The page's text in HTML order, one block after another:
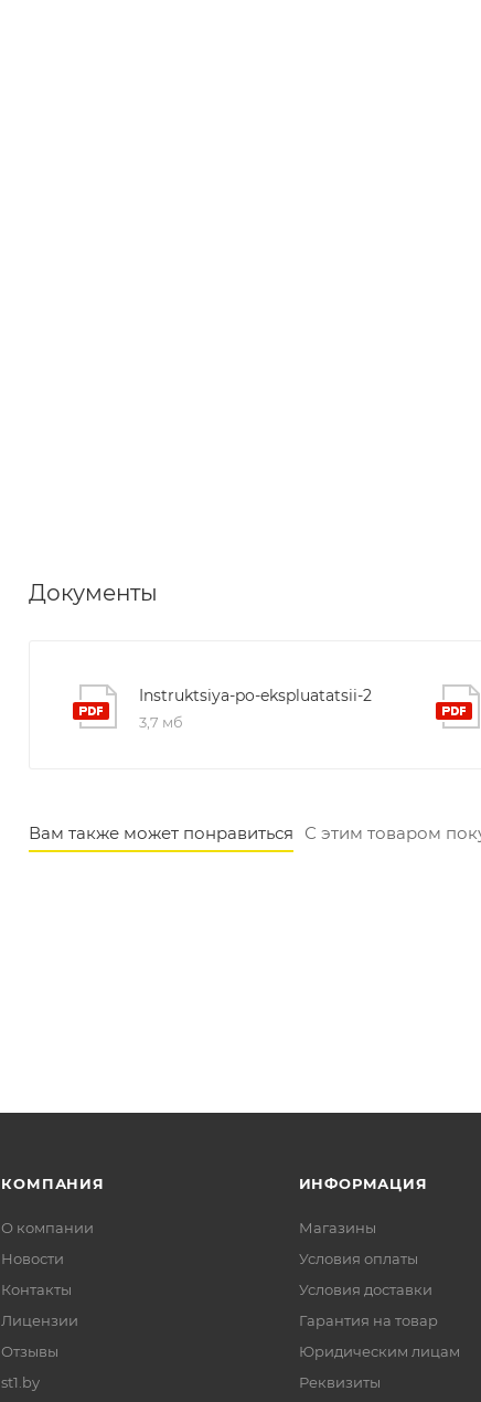
Документы
Instruktsiya-po-ekspluatatsii-2
3,7 мб
Вам также может понравиться С этим товаром
КОМПАНИЯ
О компании
Новости
Контакты
Лицензии
Отзывы
st1.by
ИНФОРМАЦИЯ
Магазины
Условия оплаты
Условия доставки
Гарантия на товар
Юридическим лицам
Реквизиты